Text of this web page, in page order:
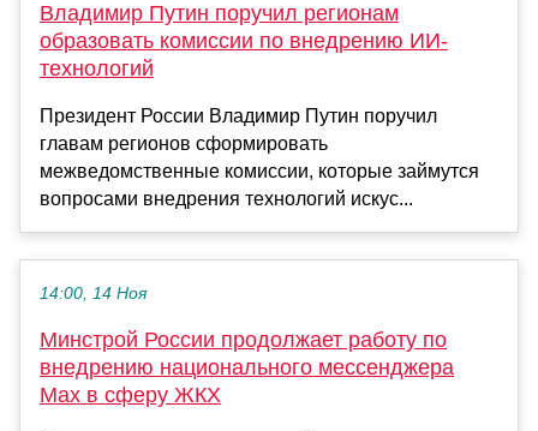
Владимир Путин поручил регионам
образовать комиссии по внедрению ИИ-
технологий
Президент России Владимир Путин поручил
главам регионов сформировать
межведомственные комиссии, которые займутся
вопросами внедрения технологий искус...
14:00, 14 Ноя
Минстрой России продолжает работу по
внедрению национального мессенджера
Мах в сферу ЖКХ